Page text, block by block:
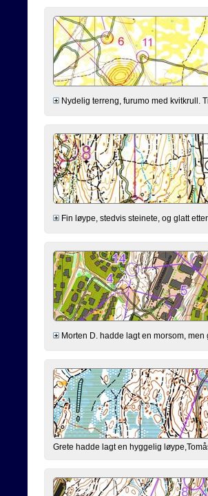
Nydelig terreng, furumo med kvitkrull.
Fin løype, stedvis steinete, og glatt
Morten D. hadde lagt en morsom,
Grete hadde lagt en hyggelig